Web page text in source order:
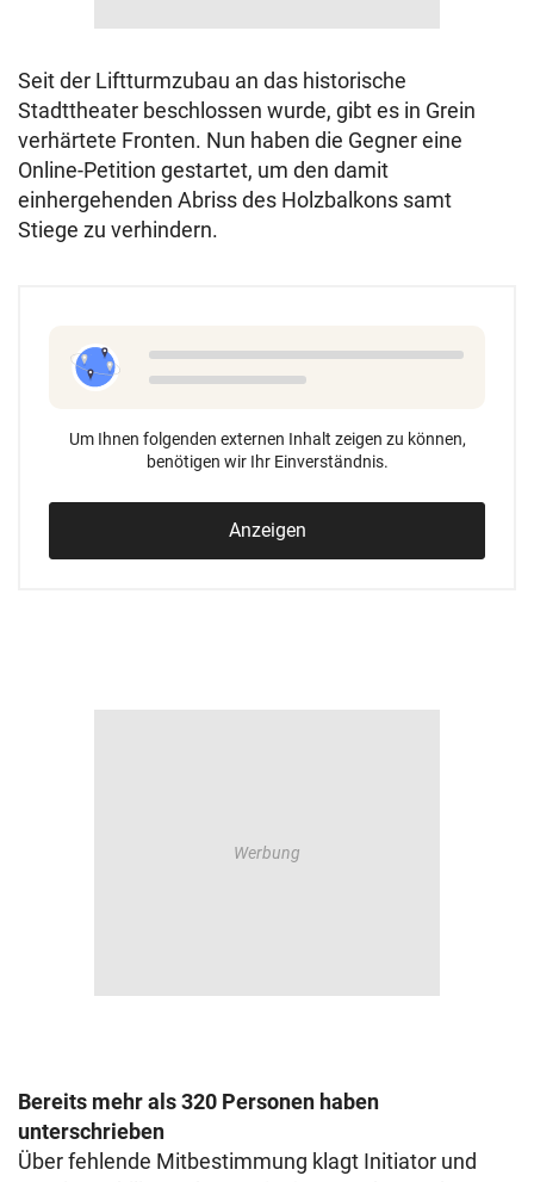
Seit der Liftturmzubau an das historische
Stadttheater beschlossen wurde, gibt es in Grein
verhärtete Fronten. Nun haben die Gegner eine
Online-Petition gestartet, um den damit
einhergehenden Abriss des Holzbalkons samt
Stiege zu verhindern.
Um Ihnen folgenden externen Inhalt zeigen zu können,
benötigen wir Ihr Einverständnis.
Anzeigen
Bereits mehr als 320 Personen haben
unterschrieben
Über fehlende Mitbestimmung klagt Initiator und